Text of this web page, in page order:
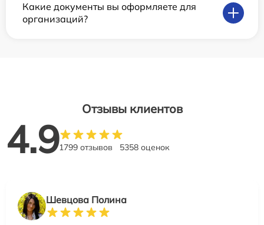
Какие документы вы оформляете для
организаций?
Отзывы клиентов
4.91799 отзывов 5358 оценок
Шевцова Полина